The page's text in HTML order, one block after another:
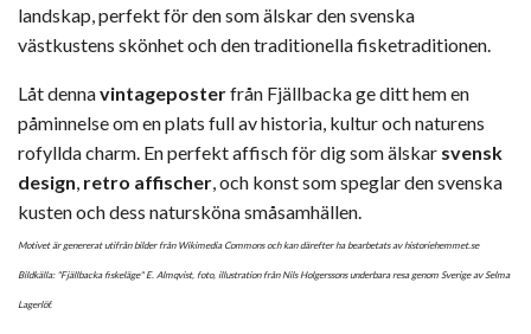
landskap, perfekt för den som älskar den svenska
västkustens skönhet och den traditionella fisketraditionen.
Låt dennavintageposterfrån Fjällbacka ge ditt hem en
påminnelse om en plats full av historia, kultur och naturens
rofyllda charm. En perfekt affisch för dig som älskar svensk
design retro affischer , och konst som speglar den svenska
kusten och dess natursköna småsamhällen.
Motivet är genererat utifrån bilder från Wikimedia Commons och kan därefter ha bearbetats av historiehemmet.se
Bildkälla: "Fjällbacka fiskeläge" E. Almqvist, foto, illustration från Nils Holgerssons underbara resa genom Sverige av Selma
Lagerlöf.